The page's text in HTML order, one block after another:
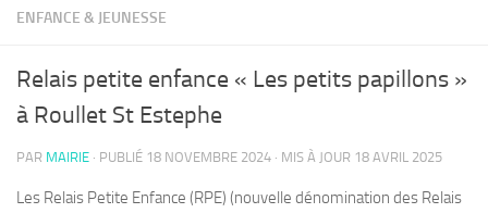
ENFANCE & JEUNESSE
Relais petite enfance « Les petits papillons »
à Roullet St Estephe
PAR MAIRIE · PUBLIÉ 18 NOVEMBRE 2024 · MIS À JOUR 18 AVRIL 2025
Les Relais Petite Enfance (RPE) (nouvelle dénomination des Relais